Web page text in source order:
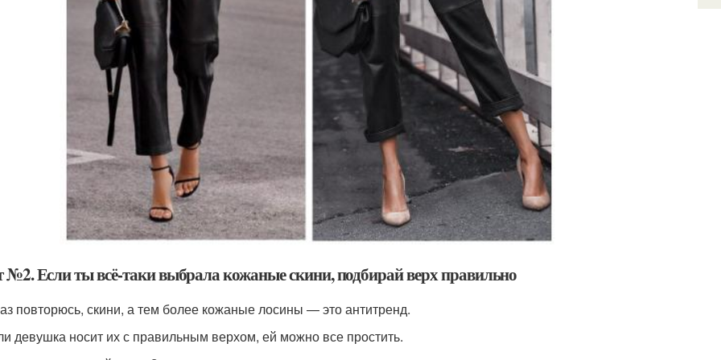
№2. Если ты всё-таки выбрала кожаные скини, подбирай верх правильно
повторюсь, скини, а тем более кожаные лосины — это антитренд.
девушка носит их с правильным верхом, ей можно все простить.